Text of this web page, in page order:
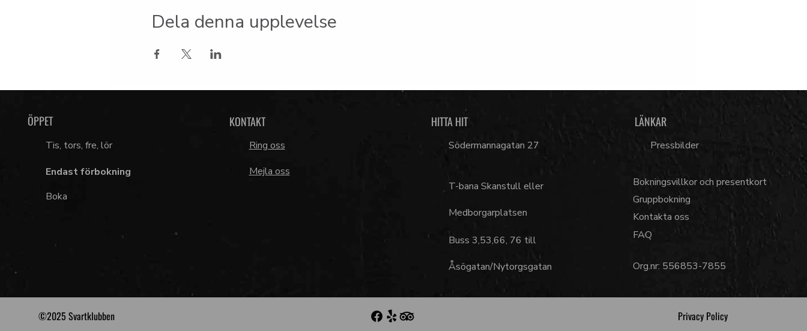
Dela denna upplevelse
ÖPPET
Tis, tors, fre, lör
Endast förbokning
Boka
KONTAKT
Ring oss
Mejla oss
HITTA HIT
Södermannagatan 27
T-bana Skanstull eller
Medborgarplatsen
Buss 3,53,66, 76 till
Åsögatan/Nytorgsgatan
LÄNKAR
Pressbilder
Bokningsvillkor och presentkort
Gruppbokning
Kontakta oss
FAQ
Org.nr: 556853-7855
©2025 Svartklubben Privacy Policy